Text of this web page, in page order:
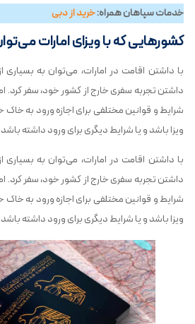
خدمات سپاهان همراه:خرید از دبی
کشورهایی که با ویزای امارات
با داشتن اقامت در امارات، می‌توان به
داشتن تجربه سفری خارج از کشور خود، سفر کرد.
شرایط و قوانین مختلفی برای اجازه ورود به خاک
ویزا باشد و یا شرایط دیگری برای ورود داشته باشد.
با داشتن اقامت در امارات، می‌توان به
داشتن تجربه سفری خارج از کشور خود، سفر کرد.
شرایط و قوانین مختلفی برای اجازه ورود به خاک
ویزا باشد و یا شرایط دیگری برای ورود داشته باشد.